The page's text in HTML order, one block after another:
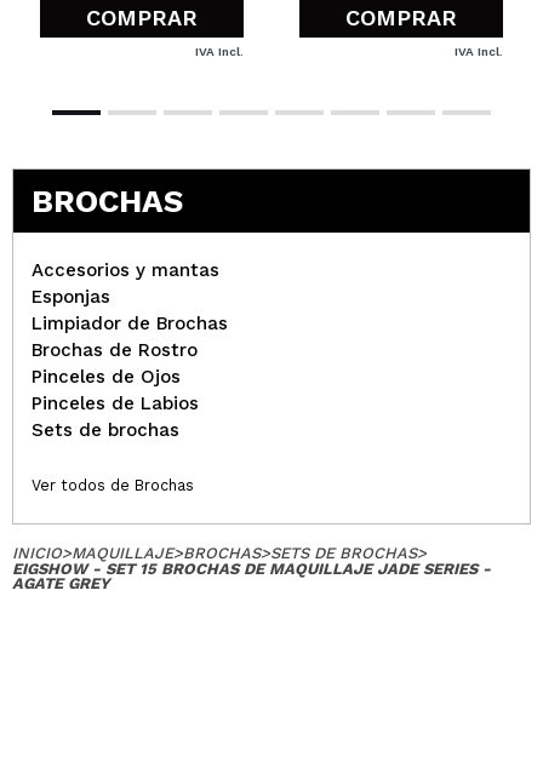
COMPRAR
IVA Incl.
COMPRAR
IVA Incl.
BROCHAS
Accesorios y mantas
Esponjas
Limpiador de Brochas
Brochas de Rostro
Pinceles de Ojos
Pinceles de Labios
Sets de brochas
Ver todos de Brochas
INICIO>MAQUILLAJE>BROCHAS>SETS DE BROCHAS>
EIGSHOW - SET 15 BROCHAS DE MAQUILLAJE JADE SERIES -
AGATE GREY